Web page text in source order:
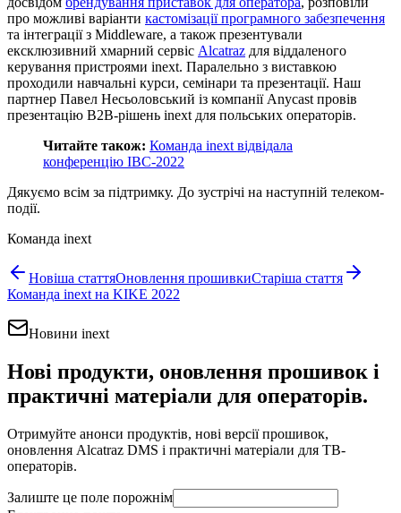
про можливі варіанти кастомізації програмного забезпечення
та інтеграції з Middleware, а також презентували
ексклюзивний хмарний сервіс Alcatraz для віддаленого
керування пристроями inext. Паралельно з виставкою
проходили навчальні курси, семінари та презентації. Наш
партнер Павел Несьоловський із компанії Anycast провів
презентацію B2B-рішень inext для польських операторів.
Читайте також: Команда inext відвідала
конференцію IBC-2022
Дякуємо всім за підтримку. До зустрічі на наступній телеком-
події.
Команда inext
Новіша статтяОновлення прошивкиСтаріша стаття
Команда inext на KIKE 2022
Новини inext
Нові продукти, оновлення прошивок і
практичні матеріали для операторів.
Отримуйте анонси продуктів, нові версії прошивок,
оновлення Alcatraz DMS і практичні матеріали для ТВ-
операторів.
Залиште це поле порожнім